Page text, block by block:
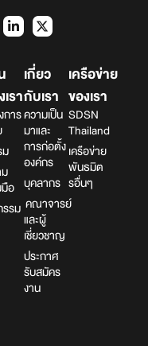
รา
การ
อ
รม
เกี่ยว
กับเรา
ความเป็น
มาและ
การก่อตั้ง
องค์กร
บุคลากร
คณาจารย์
และผู้
เชี่ยวชาญ
ประกาศ
รับสมัคร
งาน
เครือข่าย
ของเรา
SDSN
Thailand
เครือข่าย
พันธมิต
รอื่นๆ